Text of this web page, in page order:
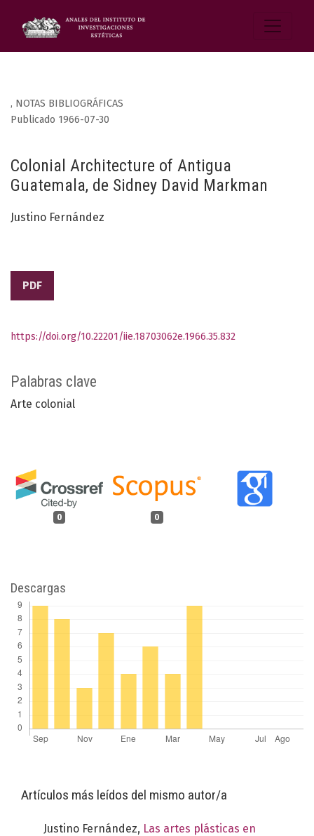
, NOTAS BIBLIOGRÁFICAS
Colonial Architecture of Antigua
Guatemala, de Sidney David Markman
Publicado 1966-07-30
Justino Fernández
PDF
Palabras clave
Arte colonial
0 0
https://doi.org/10.22201/iie.18703062e.1966.35.832
Descargas
Artículos más leídos del mismo autor/a
Justino Fernández, Las artes plásticas en